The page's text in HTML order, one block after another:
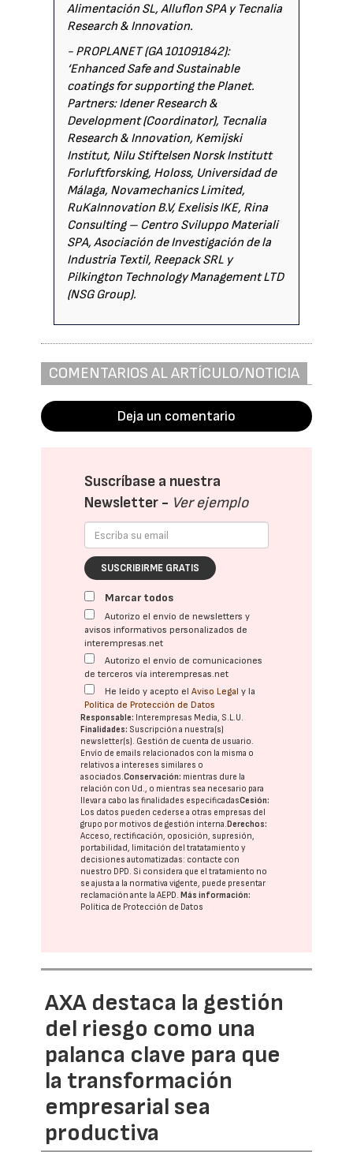
Alimentación SL, Alluflon SPA y Tecnalia
Research & Innovation.
- PROPLANET (GA 101091842):
‘Enhanced Safe and Sustainable
coatings for supporting the Planet.
Partners: Idener Research &
Development (Coordinator), Tecnalia
Research & Innovation, Kemijski
Institut, Nilu Stiftelsen Norsk Institutt
Forluftforsking, Holoss, Universidad de
Málaga, Novamechanics Limited,
RuKaInnovation B.V, Exelisis IKE, Rina
Consulting – Centro Sviluppo Materiali
SPA, Asociación de Investigación de la
Industria Textil, Reepack SRL y
Pilkington Technology Management LTD
(NSG Group).
COMENTARIOS AL ARTÍCULO/NOTICIA
Deja un comentario
Suscríbase a nuestra
Newsletter - Ver ejemplo
SUSCRIBIRME GRATIS
Marcar todos
Autorizo el envío de newsletters y
avisos informativos personalizados de
interempresas.net
Autorizo el envío de comunicaciones
de terceros vía interempresas.net
He leído y acepto elAviso Legal y la
Política de Protección de Datos
Responsable: Interempresas Media, S.L.U.
Finalidades: Suscripción a nuestra(s)
newsletter(s). Gestión de cuenta de usuario.
Envío de emails relacionados con la misma o
relativos a intereses similares o
asociados.Conservación: mientras dure la
relación con Ud., o mientras sea necesario para
llevar a cabo las finalidades especificadasCesión:
Los datos pueden cederse a otras empresas del
grupo por motivos de gestión interna. Derechos:
Acceso, rectificación, oposición, supresión,
portabilidad, limitación del tratatamiento y
decisiones automatizadas: contacte con
nuestro DPD. Si considera que el tratamiento no
se ajusta a la normativa vigente, puede presentar
reclamación ante laAEPD. Más información:
Política de Protección de Datos
AXA destaca la gestión
del riesgo como una
palanca clave para que
la transformación
empresarial sea
productiva